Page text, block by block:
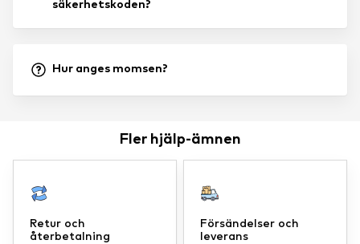
Fler hjälp-ämnen
Retur och
återbetalning
Försändelser och
leverans
säkerhetskoden?
Hur anges momsen?